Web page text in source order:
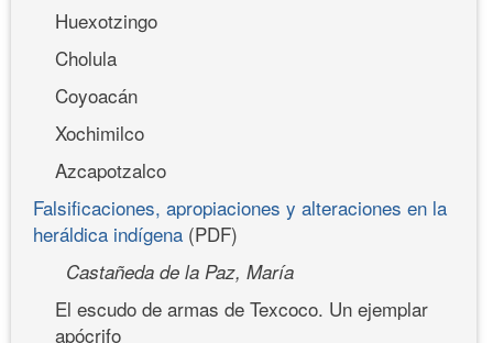
Huexotzingo
Cholula
Coyoacán
Xochimilco
Azcapotzalco
Falsificaciones, apropiaciones y alteraciones en la
heráldica indígena (PDF)
Castañeda de la Paz, María
El escudo de armas de Texcoco. Un ejemplar
apócrifo